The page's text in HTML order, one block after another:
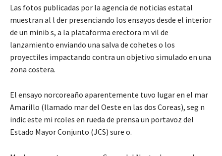
Las fotos publicadas por la agencia de noticias estatal
muestran al l der presenciando los ensayos desde el interior
de un minib s, a la plataforma erectora m vil de
lanzamiento enviando una salva de cohetes o los
proyectiles impactando contra un objetivo simulado en una
zona costera.
El ensayo norcoreaño aparentemente tuvo lugar en el mar
Amarillo (llamado mar del Oeste en las dos Coreas), seg n
indic este mi rcoles en rueda de prensa un portavoz del
Estado Mayor Conjunto (JCS) sure o.